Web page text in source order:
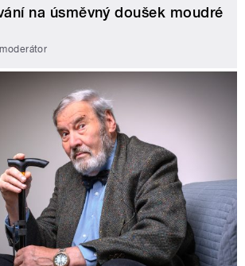
na úsměvný doušek moudré